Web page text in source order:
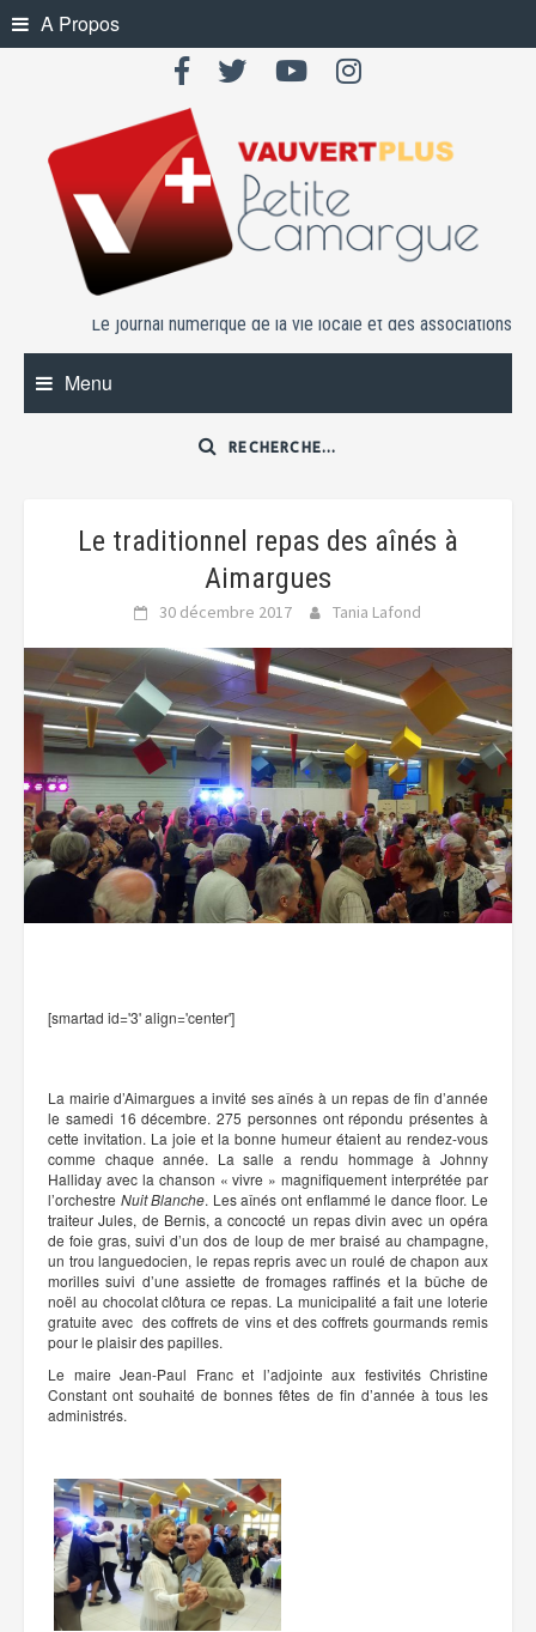
Skip
to
A Propos
Le journal numérique de la vie locale et des associations
Menu
Le traditionnel repas des aînés à
Aimargues
30 décembre 2017 Tania Lafond
[smartad id='3' align='center']
La mairie d’Aimargues a invité ses aînés à un repas de fin d’année
le samedi 16 décembre. 275 personnes ont répondu présentes à
cette invitation. La joie et la bonne humeur étaient au rendez-vous
comme chaque année. La salle a rendu hommage à Johnny
Halliday avec la chanson « vivre » magnifiquement interprétée par
l’orchestre Nuit Blanche. Les aînés ont enflammé le dance floor. Le
traiteur Jules, de Bernis, a concocté un repas divin avec un opéra
de foie gras, suivi d’un dos de loup de mer braisé au champagne,
un trou languedocien, le repas repris avec un roulé de chapon aux
morilles suivi d’une assiette de fromages raffinés et la bûche de
noël au chocolat clôtura ce repas. La municipalité a fait une loterie
gratuite avec des coffrets de vins et des coffrets gourmands remis
pour le plaisir des papilles.
Le maire Jean-Paul Franc et l’adjointe aux festivités Christine
Constant ont souhaité de bonnes fêtes de fin d’année à tous les
administrés.